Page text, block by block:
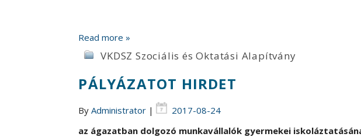
Read more »
VKDSZ Szociális és Oktatási Alapítvány
PÁLYÁZATOT HIRDET
ByAdministrator |
2017-08-24
az ágazatban dolgozó munkavállalók gyermekei